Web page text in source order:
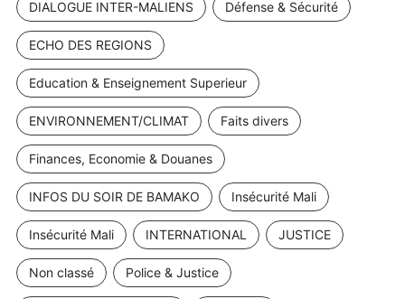
DIALOGUE INTER-MALIENS Défense & Sécurité
ECHO DES REGIONS
Education & Enseignement Superieur
ENVIRONNEMENT/CLIMAT Faits divers
Finances, Economie & Douanes
INFOS DU SOIR DE BAMAKO Insécurité Mali
Insécurité Mali INTERNATIONAL JUSTICE
Non classé Police & Justice